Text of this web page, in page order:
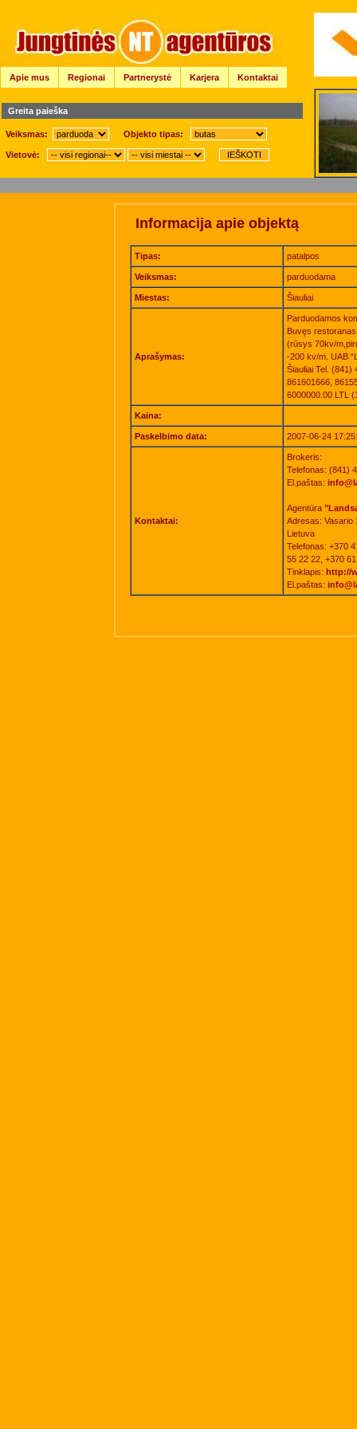
Apie mus Regionai Partnerystė Karjera Kontaktai
Greita paieška
Veiksmas: Objekto tipas:
Vietovė:
Informacija apie objektą
Tipas: patalpos
Veiksmas: parduodama
Miestas: Šiauliai
Aprašymas:
Parduodamos
Buvęs
(rūsys 70kv/
-200 kv/m. UAB
Šiauliai Tel. (841)
861601666,
6000000.00 LTL
Kaina:
Paskelbimo data: 2007-06-24
Kontaktai:
Brokeris:
Telefonas: (841)
El.paštas:
Agentūra
Adresas: Vasario
Lietuva
Telefonas: +370
55 22 22, +370
Tinklapis: http://
El.paštas: